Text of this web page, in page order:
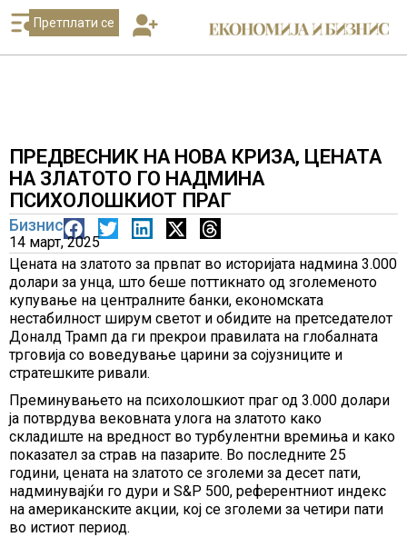
Претплати се
ПРЕДВЕСНИК НА НОВА КРИЗА, ЦЕНАТА
НА ЗЛАТОТО ГО НАДМИНА
ПСИХОЛОШКИОТ ПРАГ
Бизнис
14 март, 2025
Ценaта на златото за првпат во историјата надмина 3.000
долари за унца, што беше поттикнато од зголеменото
купување на централните банки, економската
нестабилност ширум светот и обидите на претседателот
Доналд Трамп да ги прекрои правилата на глобалната
трговија со воведување царини за сојузниците и
стратешките ривали.
Преминувањето на психолошкиот праг од 3.000 долари
ја потврдува вековната улога на златото како
складиште на вредност во турбулентни времиња и како
показател за страв на пазарите. Во последните 25
години, цената на златото се зголеми за десет пати,
надминувајќи го дури и S&P 500, референтниот индекс
на американските акции, кој се зголеми за четири пати
во истиот период.